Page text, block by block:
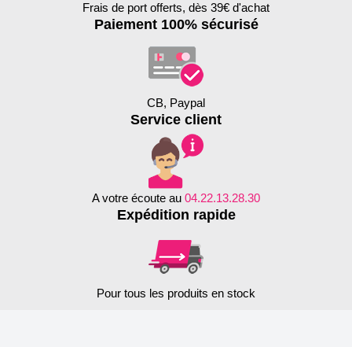
Frais de port offerts, dès 39€ d'achat
Paiement 100% sécurisé
CB, Paypal
Service client
A votre écoute au 04.22.13.28.30
Expédition rapide
Pour tous les produits en stock